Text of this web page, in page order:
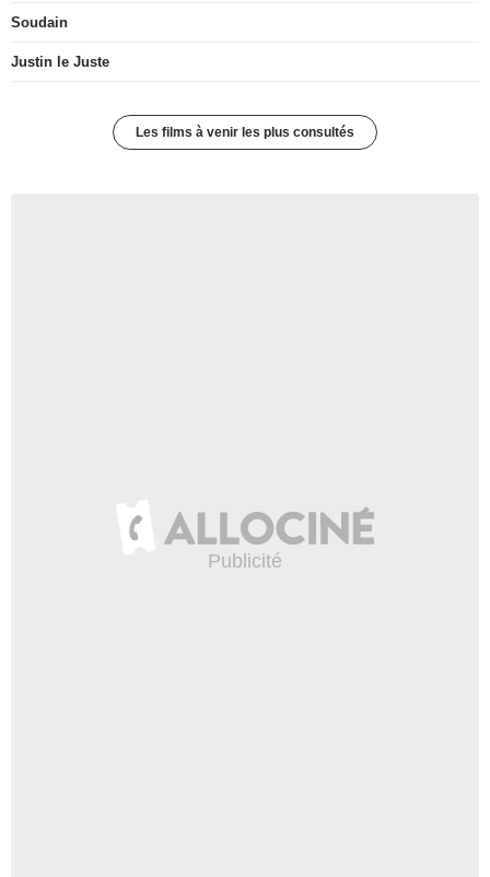
Soudain
Justin le Juste
Les films à venir les plus consultés